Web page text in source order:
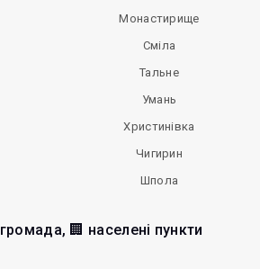
Монастирище
Сміла
Тальне
Умань
Христинівка
Чигирин
Шпола
громада, 🏢 населені пункти